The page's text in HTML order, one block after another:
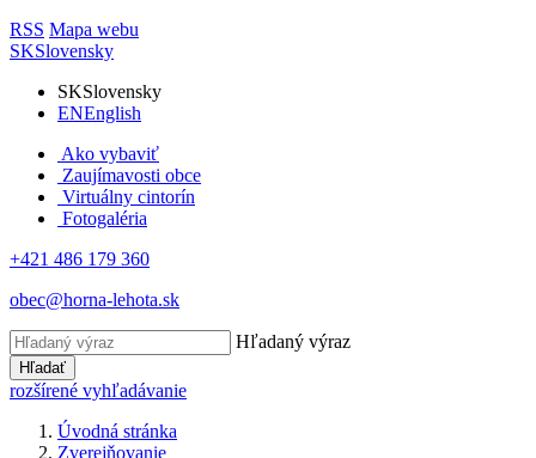
RSS Mapa webu
SKSlovensky
SKSlovensky
ENEnglish
Ako vybaviť
Zaujímavosti obce
Virtuálny cintorín
Fotogaléria
+421 486 179 360
obec@horna-lehota.sk
Hľadaný výraz
Hľadať
rozšírené vyhľadávanie
Úvodná stránka
Zverejňovanie